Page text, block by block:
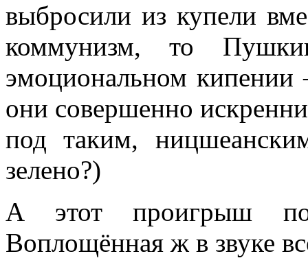
выбросили из купели
коммунизм, то
эмоциональном
они совершенно
под таким,
зелено?)
А этот проигрыш
Воплощённая ж в звуке